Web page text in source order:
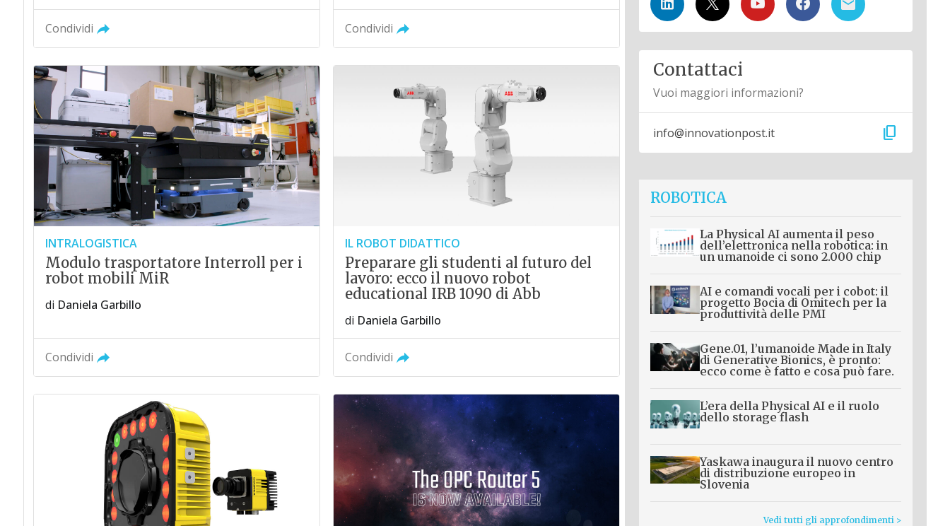
Condividi Condividi
INTRALOGISTICA
Modulo trasportatore Interroll per i
robot mobili MiR
di Daniela Garbillo
Condividi
IL ROBOT DIDATTICO
Preparare gli studenti al futuro del
lavoro: ecco il nuovo robot
educational IRB 1090 di Abb
di Daniela Garbillo
Condividi
Contattaci
Vuoi maggiori informazioni?
info@innovationpost.it content_copy
ROBOTICA
La Physical AI aumenta il peso
dell’elettronica nella robotica: in
un umanoide ci sono 2.000 chip
AI e comandi vocali per i cobot: il
progetto Bocia di Omitech per la
produttività delle PMI
Gene.01, l’umanoide Made in Italy
di Generative Bionics, è pronto:
ecco come è fatto e cosa può fare.
L’era della Physical AI e il ruolo
dello storage flash
Yaskawa inaugura il nuovo centro
di distribuzione europeo in
Slovenia
Vedi tutti gli approfondimenti >